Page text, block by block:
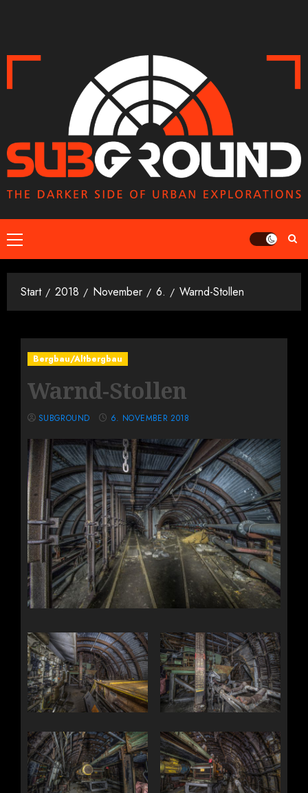
Primäres
Menü
Start 2018 November 6. Warnd-Stollen
Bergbau/Altbergbau
Warnd-Stollen
SUBGROUND 6. NOVEMBER 2018